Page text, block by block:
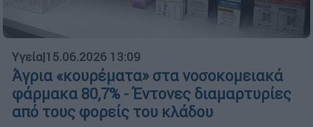
Υγεία|15.06.2026 13:09
Άγρια «κουρέματα» στα νοσοκομειακά
φάρμακα 80,7% - Έντονες διαμαρτυρίες
από τους φορείς του κλάδου